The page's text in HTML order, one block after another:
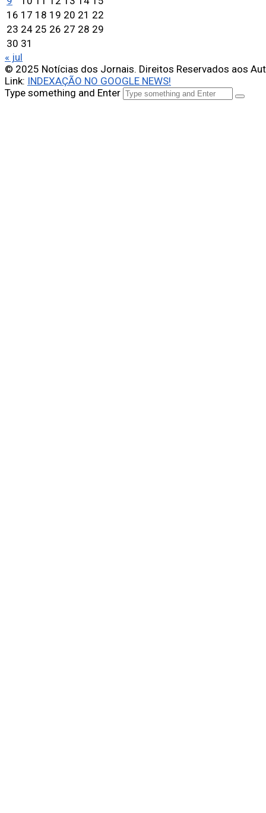
16 17 18 19 20 21 22
23 24 25 26 27 28 29
30 31
« jul
© 2025 Notícias dos Jornais. Direitos Reservados aos
Link: INDEXAÇÃO NO GOOGLE NEWS!
Type something and Enter